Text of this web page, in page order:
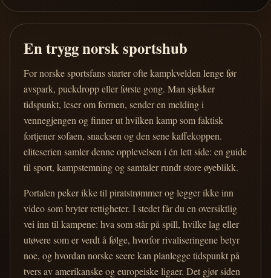
En trygg norsk sportshub
For norske sportsfans starter ofte kampkvelden lenge før
avspark, puckdropp eller første gong. Man sjekker
tidspunkt, leser om formen, sender en melding i
vennegjengen og finner ut hvilken kamp som faktisk
fortjener sofaen, snacksen og den sene kaffekoppen.
eliteserien samler denne opplevelsen i én lett side: en guide
til sport, kampstemning og samtaler rundt store øyeblikk.
Portalen peker ikke til piratstrømmer og legger ikke inn
video som bryter rettigheter. I stedet får du en oversiktlig
vei inn til kampene: hva som står på spill, hvilke lag eller
utøvere som er verdt å følge, hvorfor rivaliseringene betyr
noe, og hvordan norske seere kan planlegge tidspunkt på
tvers av amerikanske og europeiske ligaer. Det gjør siden